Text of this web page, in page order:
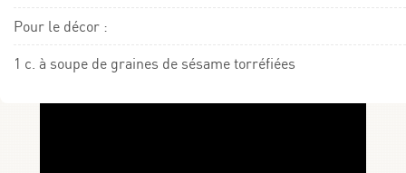
Pour le décor :
1 c. à soupe de graines de sésame torréfiées